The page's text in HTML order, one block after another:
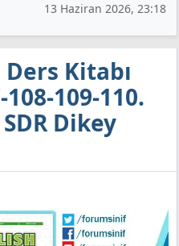
13 Haziran 2026, 23:18
Ders Kitabı
109-110.
Dikey